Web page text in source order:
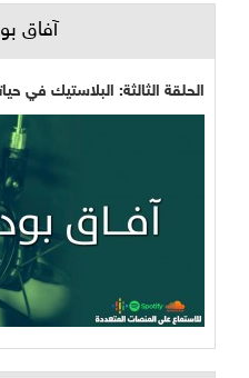
آفاق
الحلقة الثالثة: البلاستيك في